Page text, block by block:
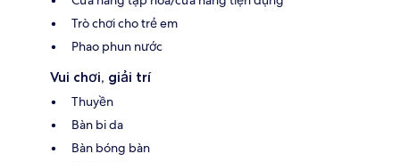
Trò chơi cho trẻ em
Phao phun nước
Vui chơi, giải trí
Thuyền
Bàn bi da
Bàn bóng bàn